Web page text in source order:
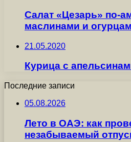
Салат «Цезарь» по-
маслинами и
21.05.2020
Курица с
Последние записи
05.08.2026
Лето в ОАЭ: как
незабываемый